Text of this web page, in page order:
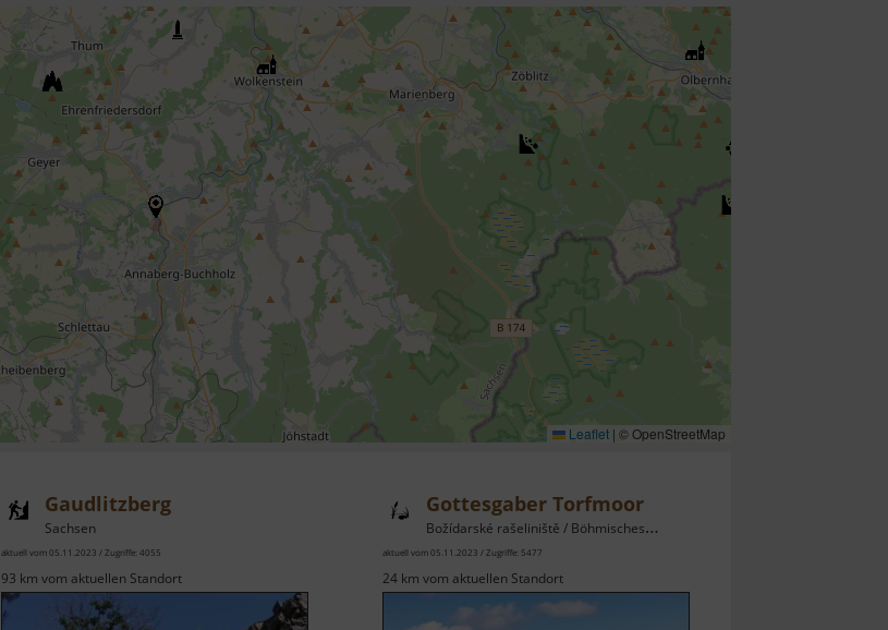
Leaflet | © OpenStreetMap
Gaudlitzberg
Sachsen
aktuell vom 05.11.2023 / Zugriffe: 4055
93 km vom aktuellen Standort
Gottesgaber Torfmoor
Božídarské rašeliniště / Böhmisches Erzgebirge
aktuell vom 05.11.2023 / Zugriffe: 5477
24 km vom aktuellen Standort